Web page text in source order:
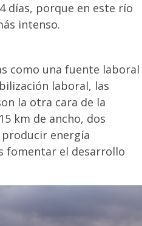
días, porque en este río
intenso.
como una fuente laboral
laboral, las
la otra cara de la
km de ancho, dos
producir energía
fomentar el desarrollo